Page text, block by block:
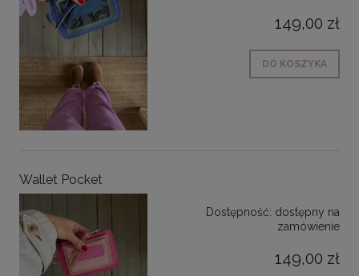
149,00 zł
DO KOSZYKA
Wallet Pocket
Dostępność: dostępny na
zamówienie
149,00 zł